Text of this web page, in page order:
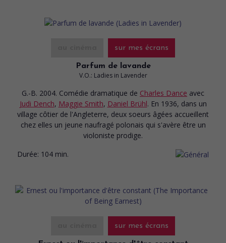
sur mes écrans
Parfum de lavande
V.O.: Ladies in Lavender
G.-B. 2004. Comédie dramatique de Charles Dance avec
Judi Dench, Maggie Smith, Daniel Brühl. En 1936, dans un
village côtier de l'Angleterre, deux soeurs âgées accueillent
chez elles un jeune naufragé polonais qui s'avère être un
violoniste prodige.
Durée: 104 min.
sur mes écrans